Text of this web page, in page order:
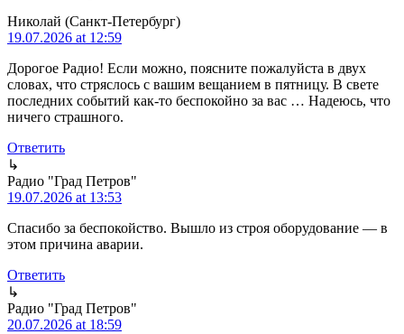
Николай (Санкт-Петербург)
19.07.2026 at 12:59
Дорогое Радио! Если можно, поясните пожалуйста в двух
словах, что стряслось с вашим вещанием в пятницу. В свете
последних событий как-то беспокойно за вас … Надеюсь, что
ничего страшного.
Ответить
↳
Радио "Град Петров"
19.07.2026 at 13:53
Спасибо за беспокойство. Вышло из строя оборудование — в
этом причина аварии.
Ответить
↳
Радио "Град Петров"
20.07.2026 at 18:59